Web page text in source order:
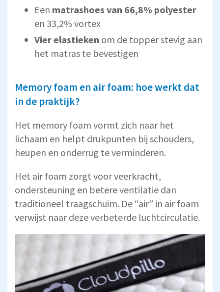
Een matrashoes van 66,8% polyester
en 33,2% vortex
Vier elastieken om de topper stevig aan
het matras te bevestigen
Memory foam en air foam: hoe werkt dat
in de praktijk?
Het memory foam vormt zich naar het
lichaam en helpt drukpunten bij schouders,
heupen en onderrug te verminderen.
Het air foam zorgt voor veerkracht,
ondersteuning en betere ventilatie dan
traditioneel traagschuim. De “air” in air foam
verwijst naar deze verbeterde luchtcirculatie.